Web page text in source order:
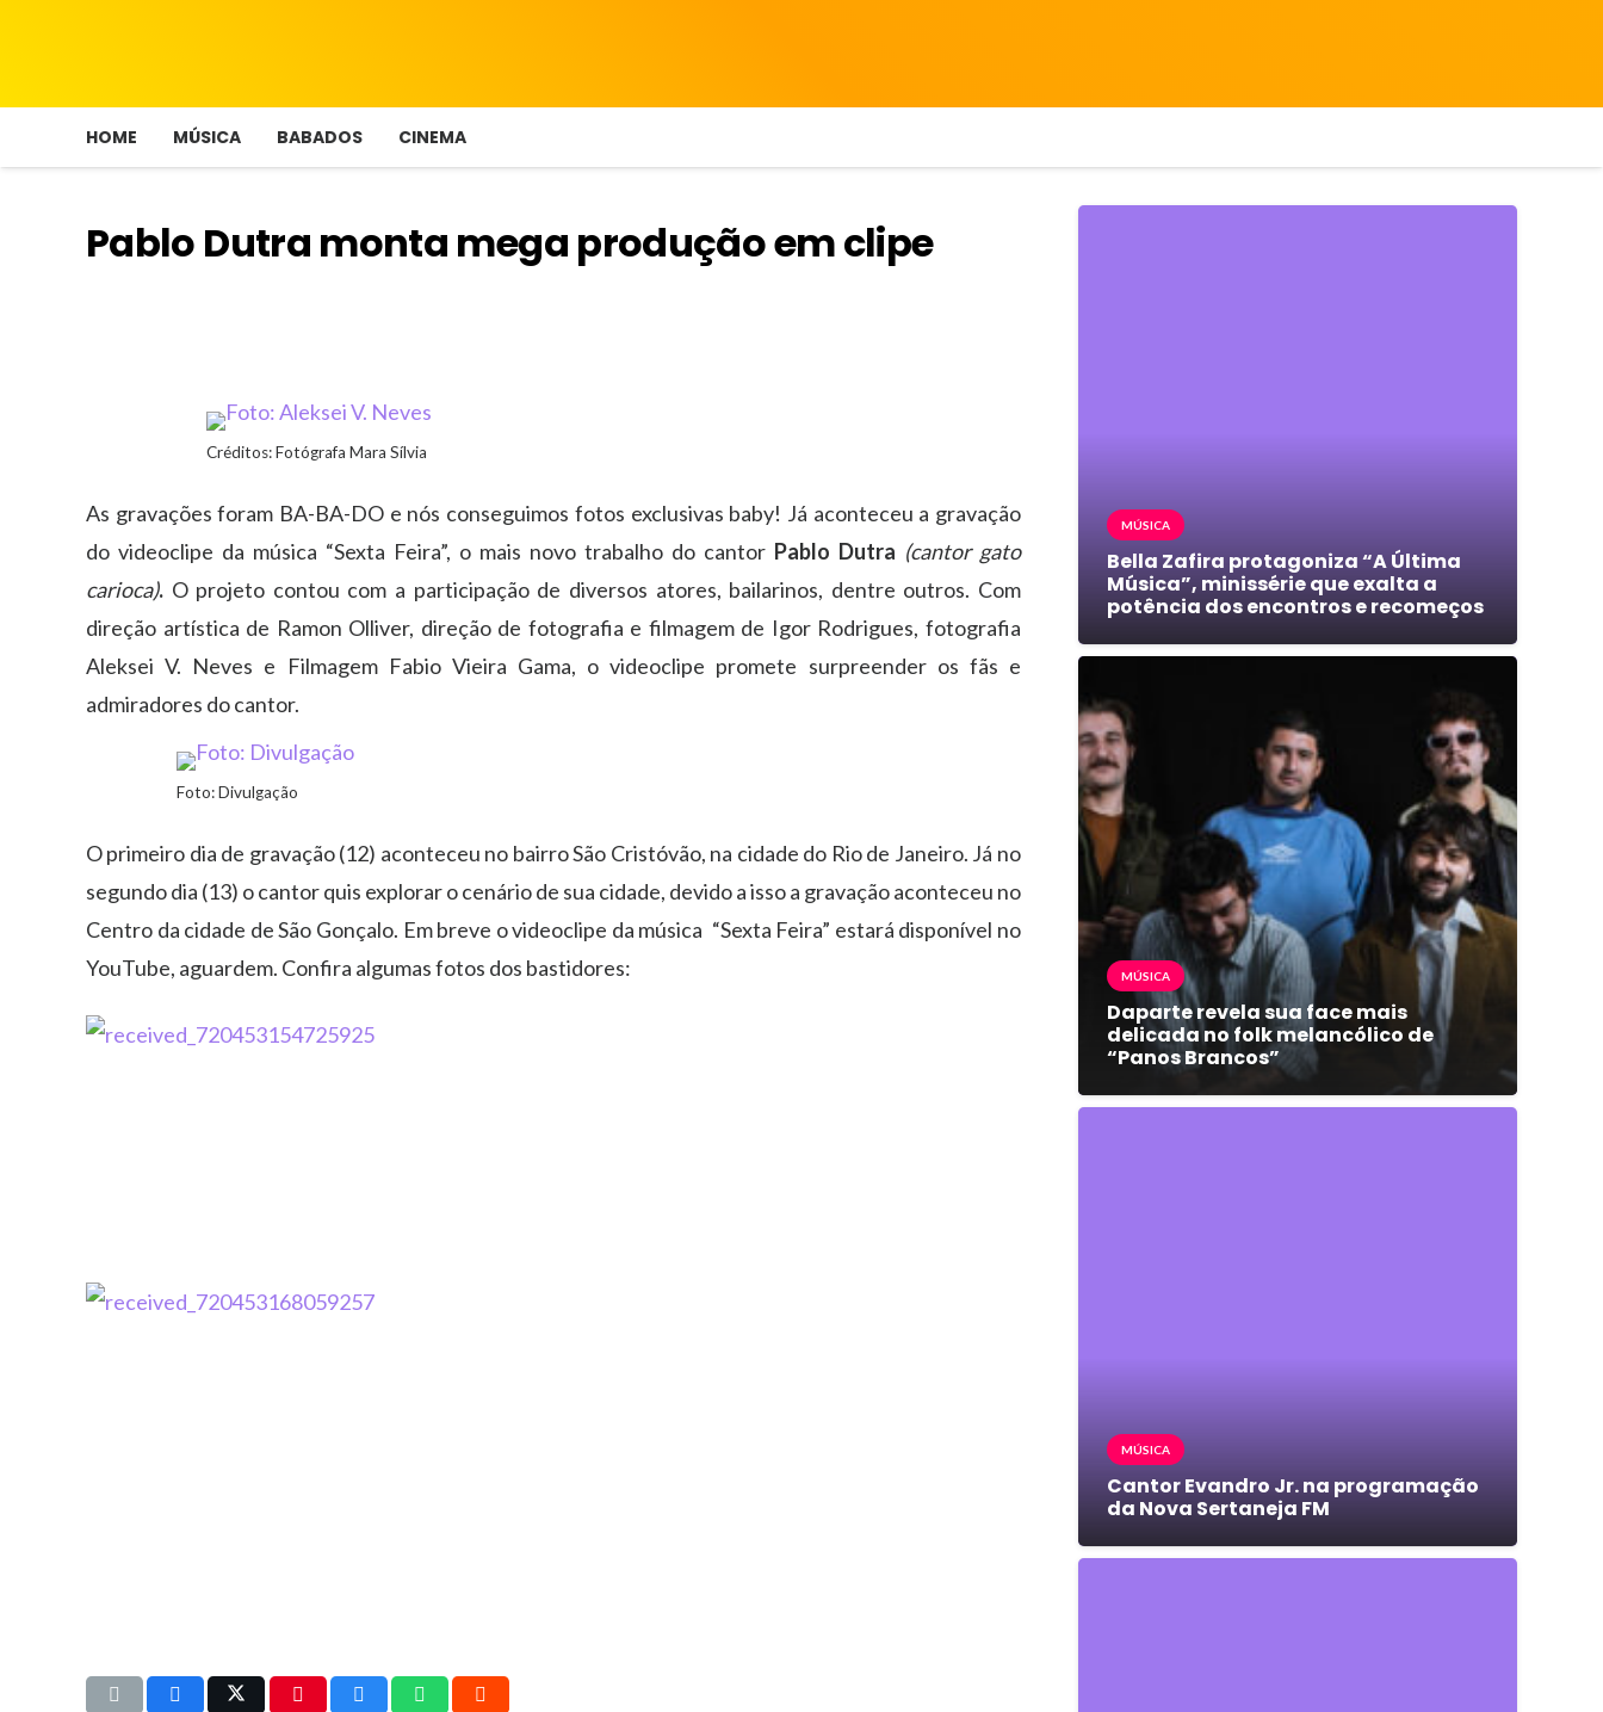
HOME MÚSICA BABADOS CINEMA
Pablo Dutra monta mega produção em clipe
Créditos: Fotógrafa Mara Sílvia
As gravações foram BA-BA-DO e nós conseguimos fotos exclusivas baby! Já aconteceu a gravação
do videoclipe da música “Sexta Feira”, o mais novo trabalho do cantor Pablo Dutra (cantor gato
carioca). O projeto contou com a participação de diversos atores, bailarinos, dentre outros. Com
direção artística de Ramon Olliver, direção de fotografia e filmagem de Igor Rodrigues, fotografia
Aleksei V. Neves e Filmagem Fabio Vieira Gama, o videoclipe promete surpreender os fãs e
admiradores do cantor.
Foto: Divulgação
O primeiro dia de gravação (12) aconteceu no bairro São Cristóvão, na cidade do Rio de Janeiro. Já no
segundo dia (13) o cantor quis explorar o cenário de sua cidade, devido a isso a gravação aconteceu no
Centro da cidade de São Gonçalo. Em breve o videoclipe da música “Sexta Feira” estará disponível no
YouTube, aguardem. Confira algumas fotos dos bastidores:
MÚSICA
Bella Zafira protagoniza “A Última
Música”, minissérie que exalta a
potência dos encontros e recomeços
MÚSICA
Daparte revela sua face mais
delicada no folk melancólico de
“Panos Brancos”
MÚSICA
Cantor Evandro Jr. na programação
da Nova Sertaneja FM